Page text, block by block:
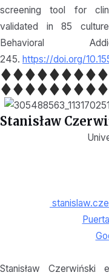
screening tool for
validated in 85
Behavioral
245. https://doi.org/
Stanisław
Stanisław